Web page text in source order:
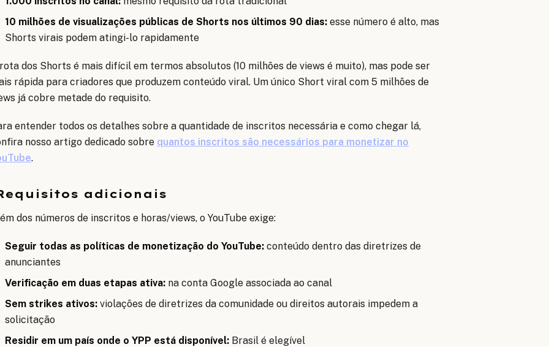
10 milhões de visualizações públicas de Shorts nos últimos 90 dias: esse número é alto, mas
Shorts virais podem atingi-lo rapidamente
dos Shorts é mais difícil em termos absolutos (10 milhões de views é muito), mas pode ser
rápida para criadores que produzem conteúdo viral. Um único Short viral com 5 milhões de
já cobre metade do requisito.
entender todos os detalhes sobre a quantidade de inscritos necessária e como chegar lá,
nosso artigo dedicado sobre quantos inscritos são necessários para monetizar no
.
adicionais
dos números de inscritos e horas/views, o YouTube exige:
Seguir todas as políticas de monetização do YouTube: conteúdo dentro das diretrizes de
anunciantes
Verificação em duas etapas ativa: na conta Google associada ao canal
Sem strikes ativos: violações de diretrizes da comunidade ou direitos autorais impedem a
solicitação
Residir em um país onde o YPP está disponível: Brasil é elegível